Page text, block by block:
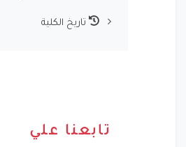
تاريخ الكلية
تابعنا علي